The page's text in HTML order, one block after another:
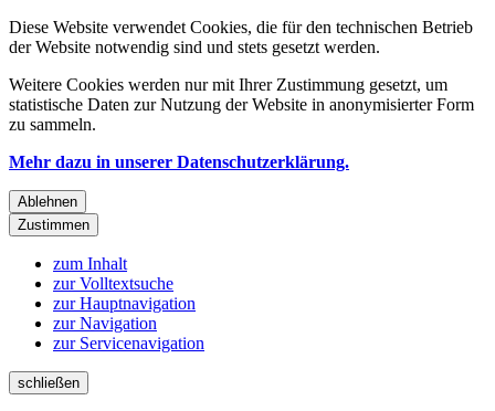
Diese Website verwendet Cookies, die für den technischen Betrieb
der Website notwendig sind und stets gesetzt werden.
Weitere Cookies werden nur mit Ihrer Zustimmung gesetzt, um
statistische Daten zur Nutzung der Website in anonymisierter Form
zu sammeln.
Mehr dazu in unserer Datenschutzerklärung.
Ablehnen
Zustimmen
zum Inhalt
zur Volltextsuche
zur Hauptnavigation
zur Navigation
zur Servicenavigation
schließen